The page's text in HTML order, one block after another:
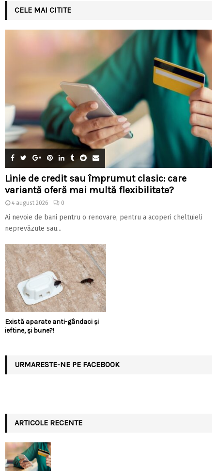
CELE MAI CITITE
Linie de credit sau împrumut clasic: care
variantă oferă mai multă flexibilitate?
4 august 2026 0
Ai nevoie de bani pentru o renovare, pentru a acoperi cheltuieli
neprevăzute sau...
Există aparate anti-gândaci și
ieftine, și bune?!
URMARESTE-NE PE FACEBOOK
ARTICOLE RECENTE